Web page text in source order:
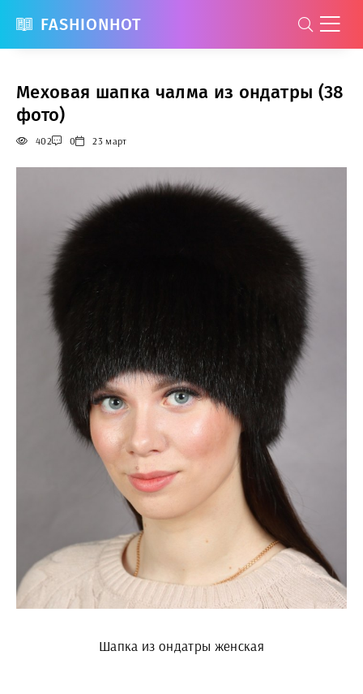
FASHIONHOT
Меховая шапка чалма из ондатры (38
фото)
402 0 23 март
Шапка из ондатры женская